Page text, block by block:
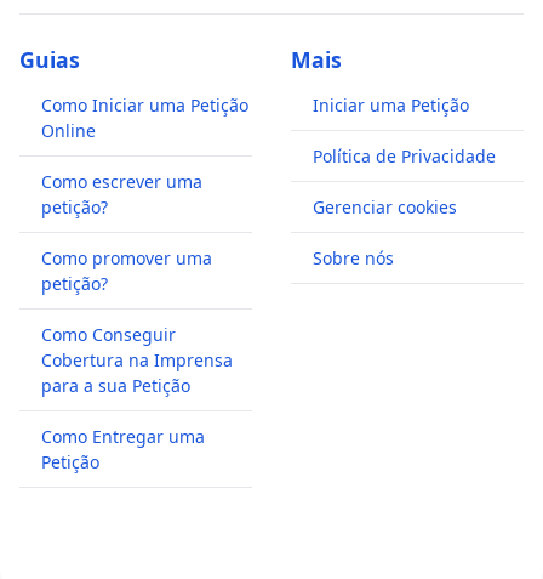
Guias
Como Iniciar uma Petição
Online
Como escrever uma
petição?
Como promover uma
petição?
Como Conseguir
Cobertura na Imprensa
para a sua Petição
Como Entregar uma
Petição
Mais
Iniciar uma Petição
Política de Privacidade
Gerenciar cookies
Sobre nós